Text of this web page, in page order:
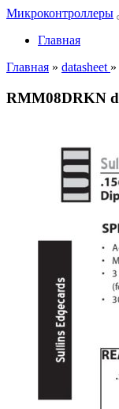
Микроконтроллеры
Главная
Главная » datasheet »
RMM08DRKN